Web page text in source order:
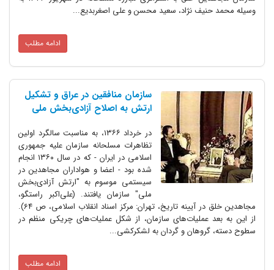
وسیله محمد حنیف نژاد، سعید محسن و علی اصغربدیع...
ادامه مطلب
سازمان منافقین در عراق و تشکیل
ارتش به اصلاح آزادی‌بخش ملی
در خرداد ۱۳۶۶، به مناسبت سالگرد اولین
تظاهرات مسلحانه سازمان علیه جمهوری
اسلامی در ایران - که در سال ۱۳۶۰ انجام
شده بود - اعضا و هواداران مجاهدین در
سیستمی موسوم به "ارتش آزادی‌بخش
ملی" سازمان یافتند. (علی‌اکبر راستگو،
مجاهدین خلق در آیینه تاریخ، تهران: مرکز اسناد انقلاب اسلامی، ص 64).
از این به بعد عملیات‌های سازمان، از شکل عملیات‌های چریکی منظم در
سطوح دسته، گروهان و گردان به لشکرکشی...
ادامه مطلب